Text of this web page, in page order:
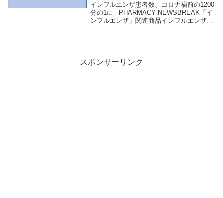
インフルエンザ患者数、コロナ禍前の1200
分の1に - PHARMACY NEWSBREAK「イ
ンフルエンザ」関連商品インフルエンザ患
スポンサーリンク